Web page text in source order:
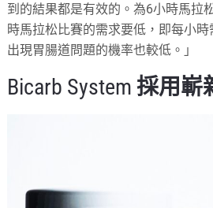
到的結果都是有效的。為6小時馬拉
時馬拉松比賽的需求要低，即每小時
出現胃腸道問題的機率也較低。」
Bicarb System 採用嶄